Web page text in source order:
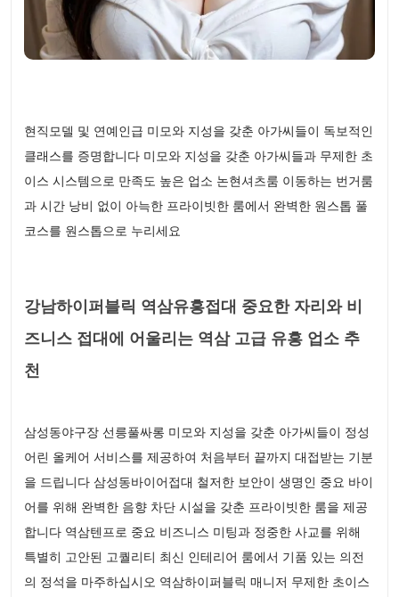
현직모델 및 연예인급 미모와 지성을 갖춘 아가씨들이 독보적인
클래스를 증명합니다 미모와 지성을 갖춘 아가씨들과 무제한 초
이스 시스템으로 만족도 높은 업소 논현셔츠룸 이동하는 번거룸
과 시간 낭비 없이 아늑한 프라이빗한 룸에서 완벽한 원스톱 풀
코스를 원스톱으로 누리세요
강남하이퍼블릭 역삼유흥접대 중요한 자리와 비
즈니스 접대에 어울리는 역삼 고급 유흥 업소 추
천
삼성동야구장 선릉풀싸롱 미모와 지성을 갖춘 아가씨들이 정성
어린 올케어 서비스를 제공하여 처음부터 끝까지 대접받는 기분
을 드립니다 삼성동바이어접대 철저한 보안이 생명인 중요 바이
어를 위해 완벽한 음향 차단 시설을 갖춘 프라이빗한 룸을 제공
합니다 역삼텐프로 중요 비즈니스 미팅과 정중한 사교를 위해
특별히 고안된 고퀄리티 최신 인테리어 룸에서 기품 있는 의전
의 정석을 마주하십시오 역삼하이퍼블릭 매니저 무제한 초이스